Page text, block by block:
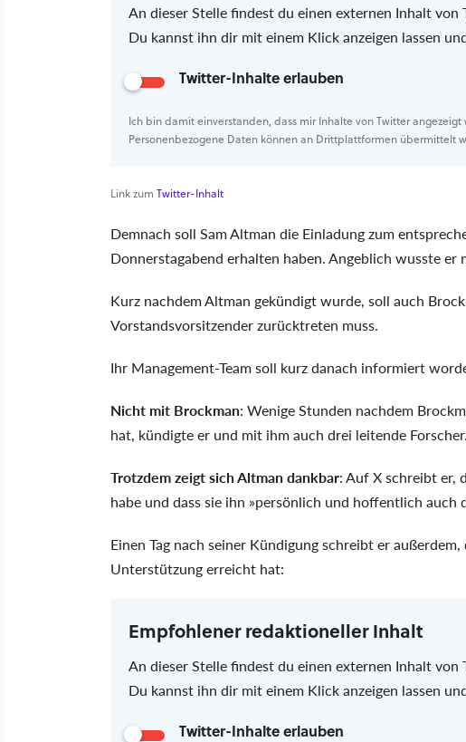
An dieser Stelle findest du einen externen Inhalt
Du kannst ihn dir mit einem Klick anzeigen lassen
Twitter-Inhalte erlauben
Ich bin damit einverstanden, dass mir Inhalte von Twitter angezeigt
Personenbezogene Daten können an Drittplattformen übermittelt
Link zum Twitter-Inhalt
Demnach soll Sam Altman die Einladung zum
Donnerstagabend erhalten haben. Angeblich wusste
Kurz nachdem Altman gekündigt wurde, soll auch
Vorstandsvorsitzender zurücktreten muss.
Ihr Management-Team soll kurz danach informiert
Nicht mit Brockman: Wenige Stunden nachdem
hat, kündigte er und mit ihm auch drei leitende Forscher.
Trotzdem zeigt sich Altman dankbar: Auf X schreibt er,
habe und dass sie ihn »persönlich und hoffentlich
Einen Tag nach seiner Kündigung schreibt er
Unterstützung erreicht hat:
Empfohlener redaktioneller Inhalt
An dieser Stelle findest du einen externen Inhalt
Du kannst ihn dir mit einem Klick anzeigen lassen
Twitter-Inhalte erlauben